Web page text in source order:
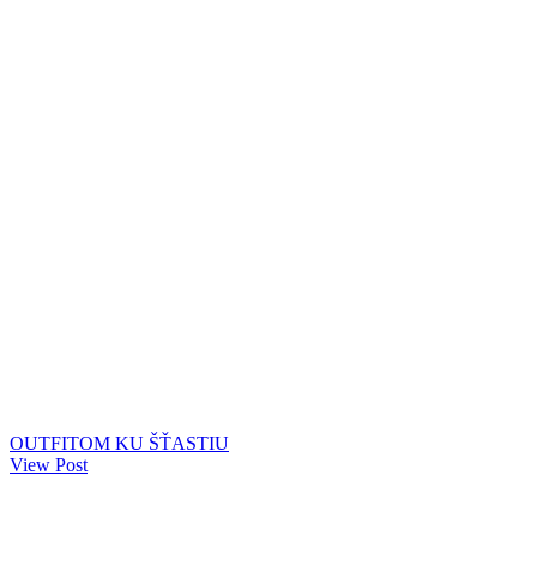
OUTFITOM KU ŠŤASTIU
View Post